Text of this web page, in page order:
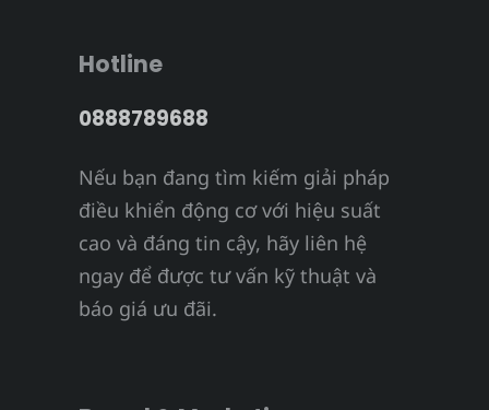
Hotline
0888789688
Nếu bạn đang tìm kiếm giải pháp
điều khiển động cơ với hiệu suất
cao và đáng tin cậy, hãy liên hệ
ngay để được tư vấn kỹ thuật và
báo giá ưu đãi.